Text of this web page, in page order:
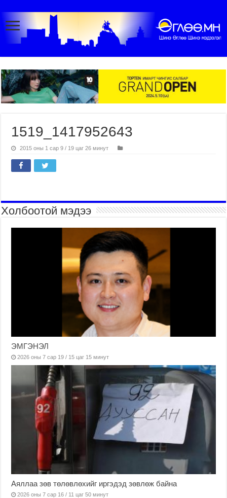
1519_1417952643
2015 оны 1 сар 9 / 19 цаг 26 минут
Холбоотой мэдээ
ЭМГЭНЭЛ
2026 оны 7 сар 19 / 15 цаг 15 минут
Аяллаа зөв төлөвлөхийг иргэдэд зөвлөж байна
2026 оны 7 сар 16 / 11 цаг 50 минут